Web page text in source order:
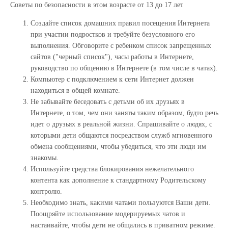
Советы по безопасности в этом возрасте от 13 до 17 лет
Создайте список домашних правил посещения Интернета
при участии подростков и требуйте безусловного его
выполнения. Обговорите с ребенком список запрещенных
сайтов ("черный список"), часы работы в Интернете,
руководство по общению в Интернете (в том числе в чатах).
Компьютер с подключением к сети Интернет должен
находиться в общей комнате.
Не забывайте беседовать с детьми об их друзьях в
Интернете, о том, чем они заняты таким образом, будто речь
идет о друзьях в реальной жизни. Спрашивайте о людях, с
которыми дети общаются посредством служб мгновенного
обмена сообщениями, чтобы убедиться, что эти люди им
знакомы.
Используйте средства блокирования нежелательного
контента как дополнение к стандартному Родительскому
контролю.
Необходимо знать, какими чатами пользуются Ваши дети.
Поощряйте использование модерируемых чатов и
настаивайте, чтобы дети не общались в приватном режиме.